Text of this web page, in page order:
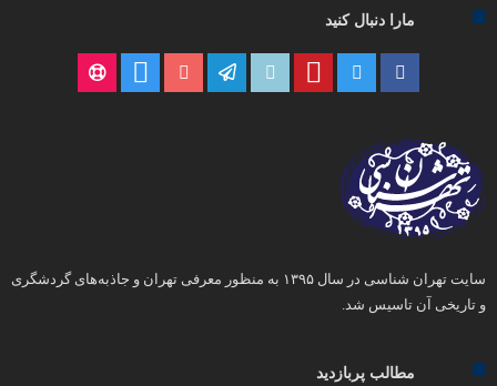
مارا دنبال کنید
سایت تهران شناسی در سال ۱۳۹۵ به منظور معرفی تهران و جاذبه‌های گردشگری
و تاریخی آن تاسیس شد.
مطالب پربازدید